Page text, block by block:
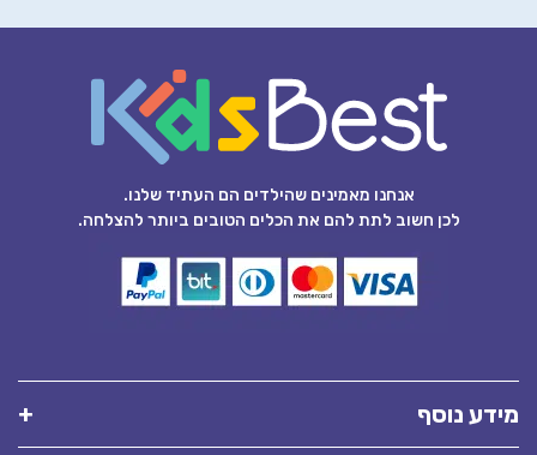
אנחנו מאמינים שהילדים הם העתיד שלנו.
לכן חשוב לתת להם את הכלים הטובים ביותר להצלחה.
מידע נוסף